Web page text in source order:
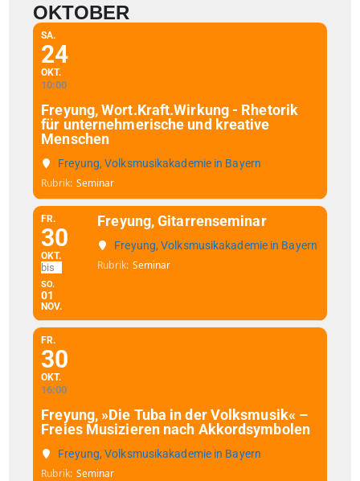
OKTOBER
SA.
24
OKT.
10:00
Freyung, Wort.Kraft.Wirkung - Rhetorik
für unternehmerische und kreative
Menschen
Freyung, Volksmusikakademie in Bayern
Rubrik Seminar
FR.
30
OKT.
SO.
01
NOV.
Freyung, Gitarrenseminar
Freyung, Volksmusikakademie in Bayern
Rubrik Seminar
FR.
30
OKT.
16:00
Freyung, »Die Tuba in der Volksmusik« –
Freies Musizieren nach Akkordsymbolen
Freyung, Volksmusikakademie in Bayern
Rubrik Seminar